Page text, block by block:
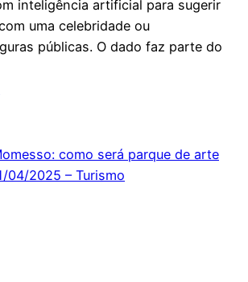
inteligência artificial para sugerir
uma celebridade ou
públicas. O dado faz parte do